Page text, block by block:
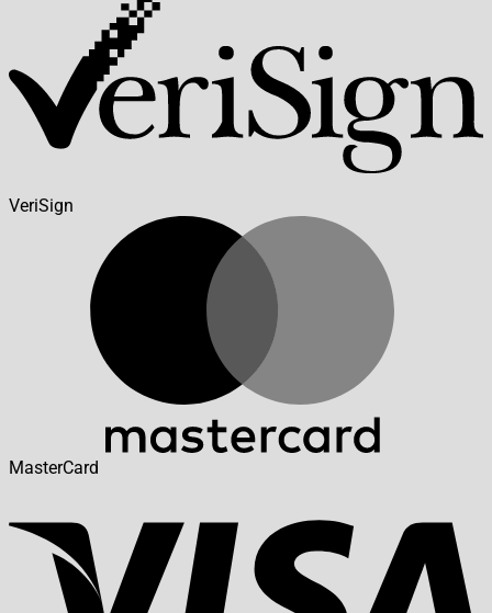
VeriSign
MasterCard